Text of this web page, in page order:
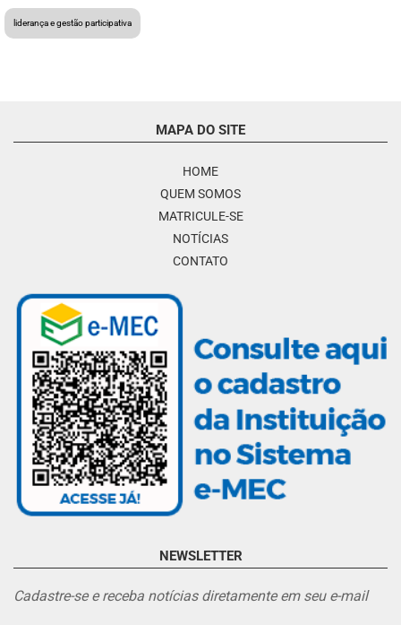
liderança e gestão participativa
MAPA DO SITE
HOME
QUEM SOMOS
MATRICULE-SE
NOTÍCIAS
CONTATO
NEWSLETTER
Cadastre-se e receba notícias diretamente em seu e-mail